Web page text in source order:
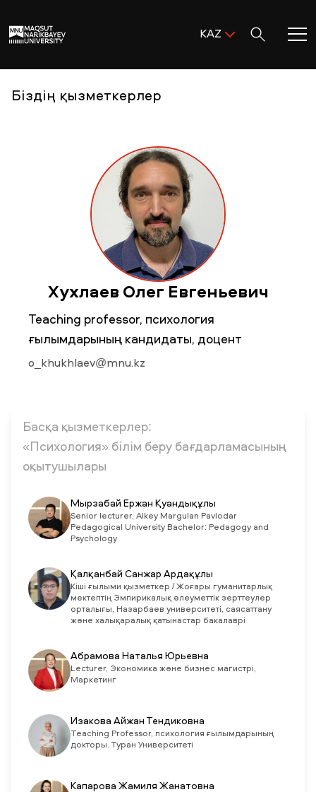
KAZ
Басты бет
Академиялық өмір
Зерттеу және ғылым
Оқуға қабылдау және қолдау
MNU тынысы
ЖАҢАЛЫҚТАРБАҚ БІЗ ТУРАЛЫЖҰМЫС ОРЫНДАРЫ
Біздің қызметкерлер
Хухлаев Олег Евгеньевич
Teaching professor, психология
ғылымдарының кандидаты, доцент
o_khukhlaev@mnu.kz
Басқа қызметкерлер:
«Психология» білім беру бағдарламасының
оқытушылары
Мырзабай Ержан Қуандықұлы
Senior lecturer, Alkey Margulan Pavlodar
Pedagogical University Bachelor: Pedagogy and
Psychology
Қалқанбай Санжар Ардақұлы
Кіші ғылыми қызметкер / Жоғары гуманитарлық
мектептің Эмпирикалық әлеуметтік зерттеулер
орталығы, Назарбаев университеті, саясаттану
және халықаралық қатынастар бакалаврі
Абрамова Наталья Юрьевна
Lecturer, Экономика және бизнес магистрі,
Маркетинг
Изакова Айжан Тендиковна
Teaching Professor, психология ғылымдарының
докторы. Туран Университеті
Капарова Жамиля Жанатовна